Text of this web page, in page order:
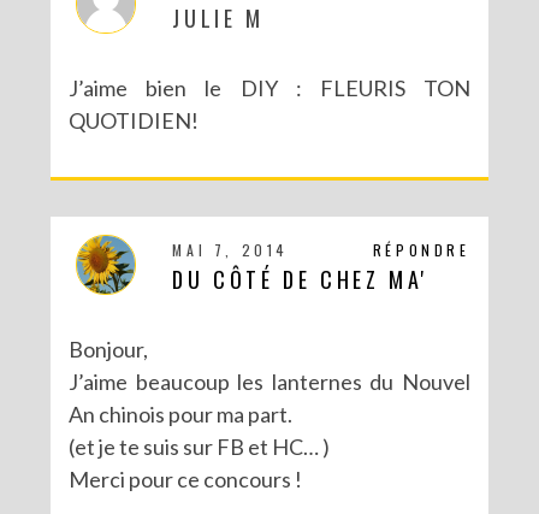
JULIE M
J’aime bien le DIY : FLEURIS TON
QUOTIDIEN!
RÉPONDRE
MAI 7, 2014
DU CÔTÉ DE CHEZ MA'
Bonjour,
J’aime beaucoup les lanternes du Nouvel
An chinois pour ma part.
(et je te suis sur FB et HC… )
Merci pour ce concours !